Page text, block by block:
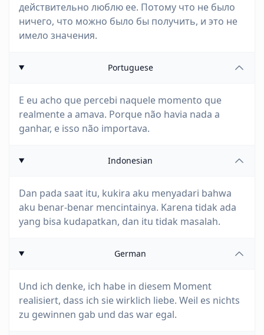
действительно люблю ее. Потому что не было
ничего, что можно было бы получить, и это не
имело значения.
Portuguese
E eu acho que percebi naquele momento que
realmente a amava. Porque não havia nada a
ganhar, e isso não importava.
Indonesian
Dan pada saat itu, kukira aku menyadari bahwa
aku benar-benar mencintainya. Karena tidak ada
yang bisa kudapatkan, dan itu tidak masalah.
German
Und ich denke, ich habe in diesem Moment
realisiert, dass ich sie wirklich liebe. Weil es nichts
zu gewinnen gab und das war egal.